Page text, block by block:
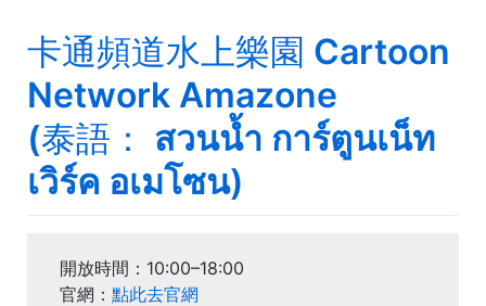
卡通頻道水上樂園 Cartoon
Network Amazone
(泰語： สวนน้ำ การ์ตูนเน็ท
เวิร์ค อเมโซน)
開放時間： 10:00–18:00
官網： 點此去官網